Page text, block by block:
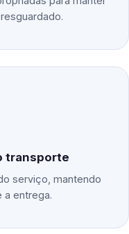
transporte
serviço, mantendo
a entrega.